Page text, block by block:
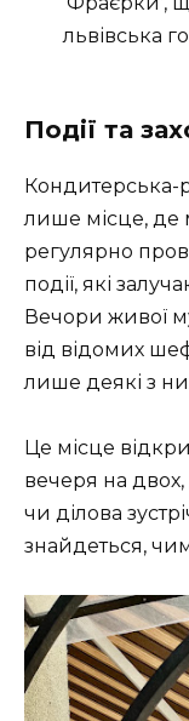
львівська
Події та
Кондитерська-
лише місце, де
регулярно
події, які
Вечори живої
від відомих
лише деякі з
Це місце
вечеря на
чи ділова
знайдеться,